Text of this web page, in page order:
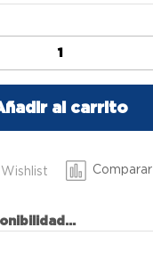
al carrito
Wishlist Comparar